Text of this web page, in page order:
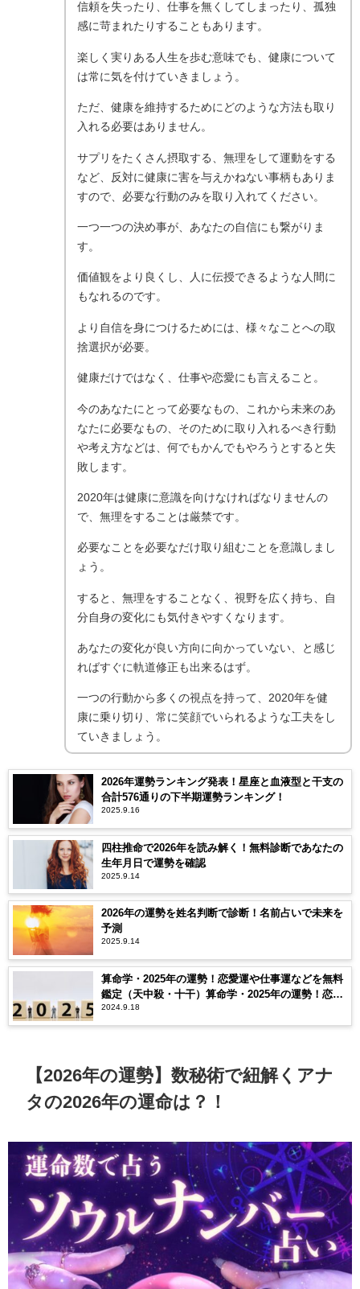
信頼を失ったり、仕事を無くしてしまったり、孤独
感に苛まれたりすることもあります。
楽しく実りある人生を歩む意味でも、健康について
は常に気を付けていきましょう。
ただ、健康を維持するためにどのような方法も取り
入れる必要はありません。
サプリをたくさん摂取する、無理をして運動をする
など、反対に健康に害を与えかねない事柄もありま
すので、必要な行動のみを取り入れてください。
一つ一つの決め事が、あなたの自信にも繋がりま
す。
価値観をより良くし、人に伝授できるような人間に
もなれるのです。
より自信を身につけるためには、様々なことへの取
捨選択が必要。
健康だけではなく、仕事や恋愛にも言えること。
今のあなたにとって必要なもの、これから未来のあ
なたに必要なもの、そのために取り入れるべき行動
や考え方などは、何でもかんでもやろうとすると失
敗します。
2020年は健康に意識を向けなければなりませんの
で、無理をすることは厳禁です。
必要なことを必要なだけ取り組むことを意識しまし
ょう。
すると、無理をすることなく、視野を広く持ち、自
分自身の変化にも気付きやすくなります。
あなたの変化が良い方向に向かっていない、と感じ
ればすぐに軌道修正も出来るはず。
一つの行動から多くの視点を持って、2020年を健
康に乗り切り、常に笑顔でいられるような工夫をし
ていきましょう。
2026年運勢ランキング発表！星座と血液型と干支の
合計576通りの下半期運勢ランキング！
2025.9.16
四柱推命で2026年を読み解く！無料診断であなたの
生年月日で運勢を確認
2025.9.14
2026年の運勢を姓名判断で診断！名前占いで未来を
予測
2025.9.14
算命学・2025年の運勢！恋愛運や仕事運などを無料
鑑定（天中殺・十干）算命学・2025年の運勢！恋愛
運や仕事運などを無料鑑定（天中殺・十干）
2024.9.18
【2026年の運勢】数秘術で紐解くアナ
タの2026年の運命は？！